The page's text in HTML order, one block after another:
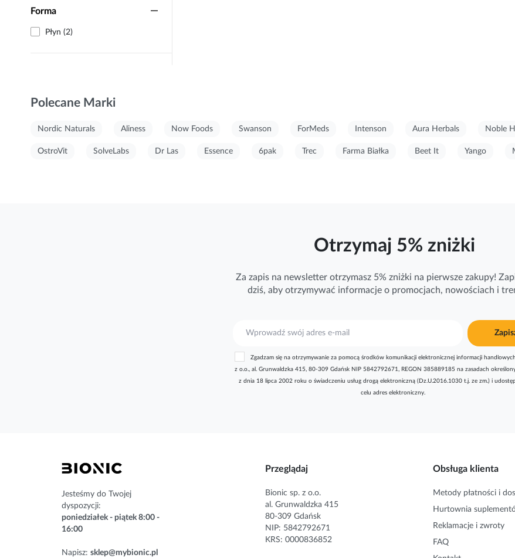
Forma
Płyn (2)
Polecane Marki
Nordic Naturals Aliness Now Foods Swanson ForMeds Intenson Aura Herbals Noble
OstroVit SolveLabs Dr Las Essence 6pak Trec Farma Białka Beet It Yango
Otrzymaj 5% zniżki
Za zapis na newsletter otrzymasz 5% zniżki na pierwsze zakupy!
dziś, aby otrzymywać informacje o promocjach, nowościach i
s
k
Zgadzam się na otrzymywanie za pomocą środków komunikacji elektronicznej informacji
z o.o., al. Grunwaldzka 415, 80-309 Gdańsk NIP 5842792671, REGON 385889185 na zasadach
z dnia 18 lipca 2002 roku o świadczeniu usług drogą elektroniczną (Dz.U.2016.1030 t.j. ze zm.) i
celu adres elektroniczny.
Jesteśmy do Twojej
dyspozycji:
poniedziałek - piątek 8:00 -
16:00
Napisz: sklep@mybionic.pl
Przeglądaj
Bionic sp. z o.o.
al. Grunwaldzka 415
80-309 Gdańsk
NIP: 5842792671
KRS: 0000836852
Obsługa klienta
Metody płatności i
Hurtownia
Reklamacje i zwroty
FAQ